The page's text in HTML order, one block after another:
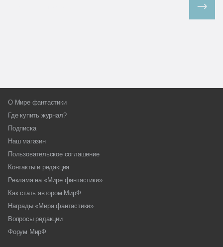
О Мире фантастики
Где купить журнал?
Подписка
Наш магазин
Пользовательское соглашение
Контакты и редакция
Реклама на «Мире фантастики»
Как стать автором МирФ
Награды «Мира фантастики»
Вопросы редакции
Форум МирФ